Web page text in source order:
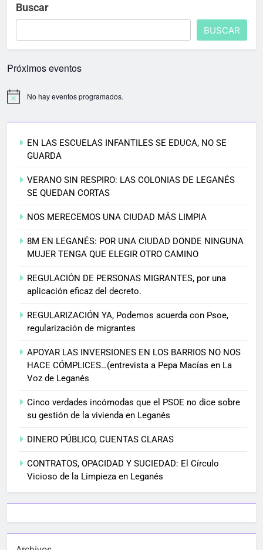
Buscar
BUSCAR
Próximos eventos
No hay eventos programados.
EN LAS ESCUELAS INFANTILES SE EDUCA, NO SE
GUARDA
VERANO SIN RESPIRO: LAS COLONIAS DE LEGANÉS
SE QUEDAN CORTAS
NOS MERECEMOS UNA CIUDAD MÁS LIMPIA
8M EN LEGANÉS: POR UNA CIUDAD DONDE NINGUNA
MUJER TENGA QUE ELEGIR OTRO CAMINO
REGULACIÓN DE PERSONAS MIGRANTES, por una
aplicación eficaz del decreto.
REGULARIZACIÓN YA, Podemos acuerda con Psoe,
regularización de migrantes
APOYAR LAS INVERSIONES EN LOS BARRIOS NO NOS
HACE CÓMPLICES…(entrevista a Pepa Macías en La
Voz de Leganés
Cinco verdades incómodas que el PSOE no dice sobre
su gestión de la vivienda en Leganés
DINERO PÚBLICO, CUENTAS CLARAS
CONTRATOS, OPACIDAD Y SUCIEDAD: El Círculo
Vicioso de la Limpieza en Leganés